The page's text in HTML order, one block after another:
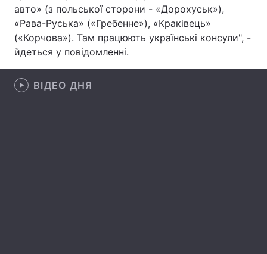
Зброя Інциденти
Здоров'я Туризм
Цікавинки
Екологія
авто» (з польської сторони - «Дорохуськ»),
«Рава-Руська» («Гребенне»), «Краківець»
(«Корчова»). Там працюють українські консули", -
йдеться у повідомленні.
ВІДЕО ДНЯ